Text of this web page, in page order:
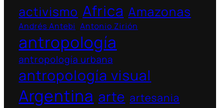
activismo Africa Amazonas
Andrés Antebi Antonio Zirión
antropología
antropología urbana
antropología visual
Argentina arte artesania